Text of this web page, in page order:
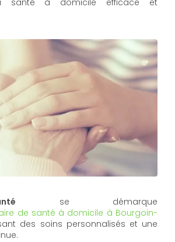
santé à domicile efficace et
se démarque
de santé à domicile à Bourgoin-
des soins personnalisés et une